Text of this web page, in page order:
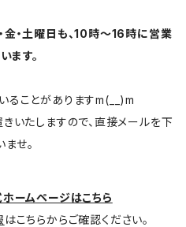
・土曜日も、10時～16時に営業
ます。
ことがありますm(__)m
いたしますので、直接メールを下
ませ。
ムページはこちら
はこちらからご確認ください。